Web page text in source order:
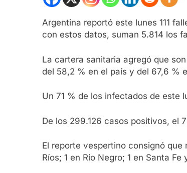
Argentina reportó este lunes 111
con estos datos, suman 5.814 los
La cartera sanitaria agregó que
del 58,2 % en el país y del 67,6 %
Un 71 % de los infectados de este
De los 299.126 casos positivos, el
El reporte vespertino consignó que
Ríos; 1 en Río Negro; 1 en Santa Fe